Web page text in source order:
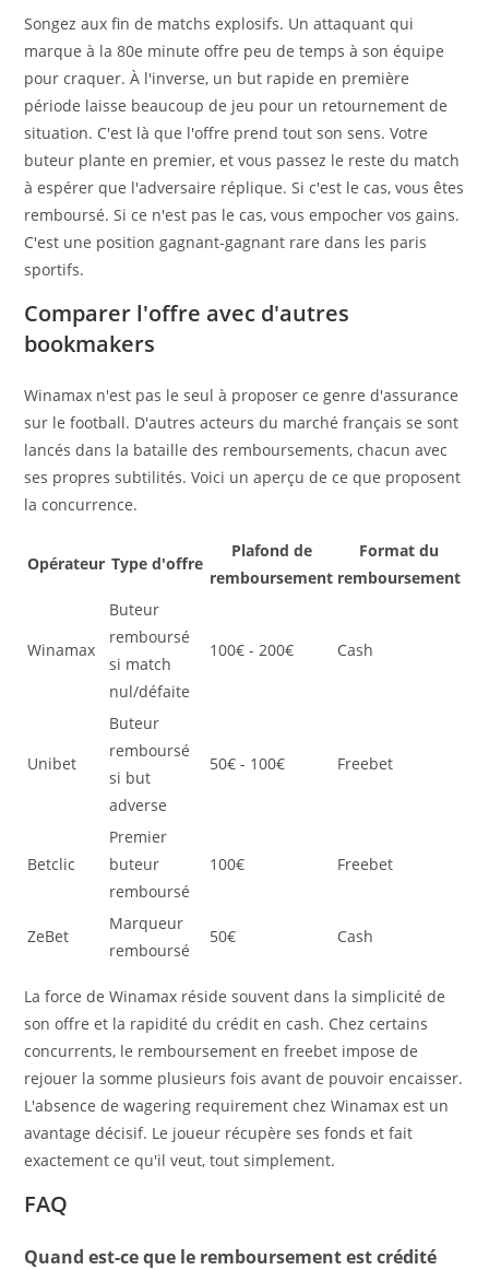
Songez aux fin de matchs explosifs. Un attaquant qui
marque à la 80e minute offre peu de temps à son équipe
pour craquer. À l'inverse, un but rapide en première
période laisse beaucoup de jeu pour un retournement de
situation. C'est là que l'offre prend tout son sens. Votre
buteur plante en premier, et vous passez le reste du match
à espérer que l'adversaire réplique. Si c'est le cas, vous êtes
remboursé. Si ce n'est pas le cas, vous empocher vos gains.
C'est une position gagnant-gagnant rare dans les paris
sportifs.
Comparer l'offre avec d'autres
bookmakers
Winamax n'est pas le seul à proposer ce genre d'assurance
sur le football. D'autres acteurs du marché français se sont
lancés dans la bataille des remboursements, chacun avec
ses propres subtilités. Voici un aperçu de ce que proposent
la concurrence.
Opérateur Type d'offre
Plafond de
remboursement
Format du
remboursement
Winamax
Buteur
remboursé
si match
nul/défaite
100€ - 200€ Cash
Unibet
Buteur
remboursé
si but
adverse
50€ - 100€ Freebet
Betclic
Premier
buteur
remboursé
100€ Freebet
ZeBet
Marqueur
remboursé
50€ Cash
La force de Winamax réside souvent dans la simplicité de
son offre et la rapidité du crédit en cash. Chez certains
concurrents, le remboursement en freebet impose de
rejouer la somme plusieurs fois avant de pouvoir encaisser.
L'absence de wagering requirement chez Winamax est un
avantage décisif. Le joueur récupère ses fonds et fait
exactement ce qu'il veut, tout simplement.
FAQ
Quand est-ce que le remboursement est crédité